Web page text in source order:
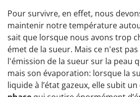
Pour survivre, en effet, nous
maintenir notre température
sait que lorsque nous avons trop
émet de la sueur. Mais ce n'est
l'émission de la sueur sur la peau
mais son évaporation: lorsque la
liquide à l’état gazeux, elle subit un